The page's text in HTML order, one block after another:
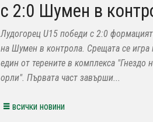
с 2:0 Шумен в
Лудогорец U15 победи с 2:0
на Шумен в контрола. Срещата се игра
един от терените в комплекса "Гнездо
орли". Първата част завърши...
всички новини